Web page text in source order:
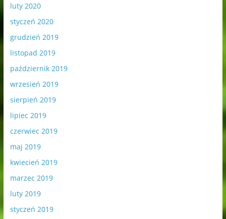
luty 2020
styczeń 2020
grudzień 2019
listopad 2019
październik 2019
wrzesień 2019
sierpień 2019
lipiec 2019
czerwiec 2019
maj 2019
kwiecień 2019
marzec 2019
luty 2019
styczeń 2019